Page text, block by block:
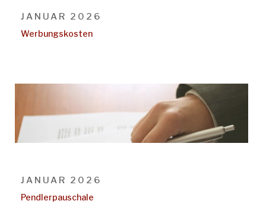
JANUAR 2026
Werbungskosten
JANUAR 2026
Pendlerpauschale